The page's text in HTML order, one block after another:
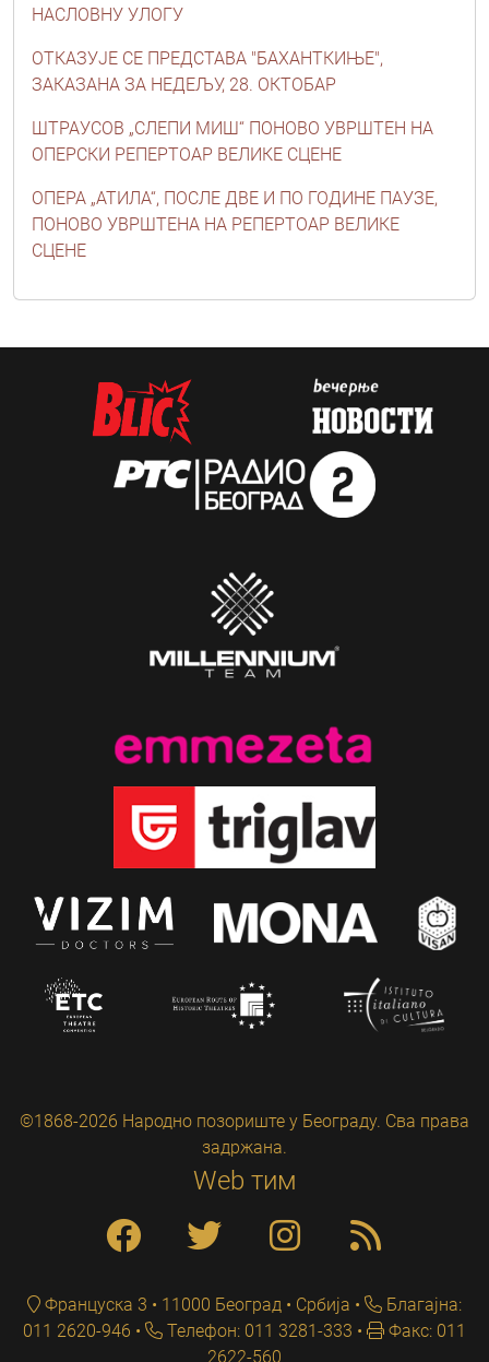
НАСЛОВНУ УЛОГУ
ОТКАЗУЈЕ СЕ ПРЕДСТАВА "БАХАНТКИЊЕ",
ЗАКАЗАНА ЗА НЕДЕЉУ, 28. ОКТОБАР
ШТРАУСОВ „СЛЕПИ МИШ“ ПОНОВО УВРШТЕН НА
ОПЕРСКИ РЕПЕРТОАР ВЕЛИКЕ СЦЕНЕ
ОПЕРА „АТИЛА“, ПОСЛЕ ДВЕ И ПО ГОДИНЕ ПАУЗЕ,
ПОНОВО УВРШТЕНА НА РЕПЕРТОАР ВЕЛИКЕ
СЦЕНЕ
©1868-2026 Народно позориште у Београду. Сва права
задржана.
Web тим
Француска 3 • 11000 Београд • Србија
Благајна:
011 2620-946
Телефон: 011 3281-333
Факс: 011
2622-560